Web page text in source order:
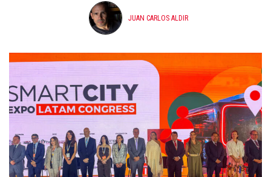
JUAN CARLOS ALDIR